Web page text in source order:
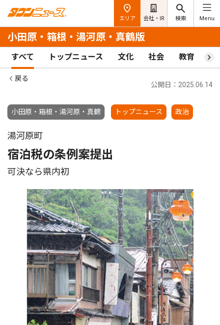
エリア 会社・IR 検索 Menu
小田原・箱根・湯河原・真鶴版
すべて トップニュース 文化 社会 教育 ス
戻る
小田原・箱根・湯河原・真鶴 トップニュース 政治
公開日：2025.06.14
湯河原町
宿泊税の条例案提出
可決なら県内初